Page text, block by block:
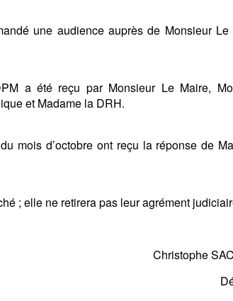
une audience auprès de Monsieur
a été reçu par Monsieur Le Maire,
et Madame la DRH.
mois d’octobre ont reçu la réponse de
; elle ne retirera pas leur agrément
Christophe